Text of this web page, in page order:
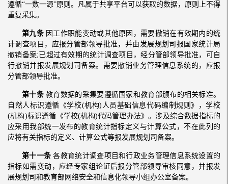
遵循“一数一源”原则。凡属于共享平台可以获取的数据，原则上不得
重复采集。
第九条因工作职能变动或其他原因，需要撤销在有效期内的统
计调查项目，应报分管部领导批准，并由发展规划司报国家统计局
撤销备案;已超过有效期的统计调查项目，经分管部领导批准，可自
行撤销并报发展规划司备案。需要撤销业务管理信息系统的，应报
分管部领导批准。
第十条教育数据的采集要遵循国家和教育部颁布的相关标准。
自然人标识遵循《学校(机构)人员基础信息代码编制规则》，学校
(机构)标识遵循《学校(机构)代码管理办法》。涉及综合数据指标的
应采用我部统一发布的教育统计指标定义与计算公式，不在此列的
应将有关指标的定义、计算公式等报发展规划司备案。
第十一条 各教育统计调查项目和行政业务管理信息系统设置的
指标如需变动，应经专家组论证后报分管部领导审核同意，并报发
展规划司和教育部网络安全和信息化领导小组办公室备案。